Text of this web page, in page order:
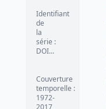
Identifiant
de
la
série :
DOI...
Couverture
temporelle :
1972-
2017